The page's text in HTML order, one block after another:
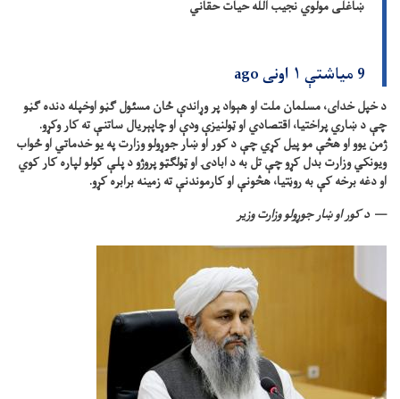
ښاغلی مولوي نجیب الله حیات حقاني
9 میاشتې ۱ اونی ago
د خپل خدای، مسلمان ملت او هېواد پر وړاندې ځان مسئول ګڼو اوخپله دنده ګڼو
چې د ښاري پراختیا، اقتصادي او ټولنیزې ودې او چاپېریال ساتنې ته کار وکړو.
ژمن یوو او هڅې مو پیل کړي چې د کور او ښار جوړولو وزارت په یو خدماتي او ځواب
ویونکي وزارت بدل کړو چې تل به د ابادۍ او ټولګټو پروژو د پلې کولو لپاره کار کوي
او دغه برخه کې به روڼتیا، هڅونې او کارموندنې ته زمینه برابره کړو.
د کور او ښار جوړولو وزارت وزیر